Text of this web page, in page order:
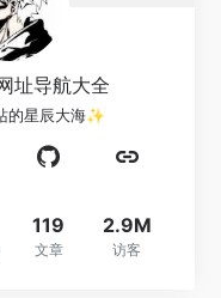
址导航大全
的星辰大海✨
119
文章
2.9M
访客